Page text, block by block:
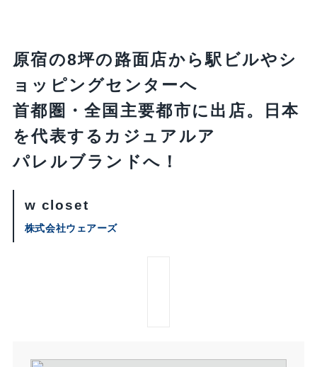
原宿の8坪の路面店から駅ビルやシ
ョッピングセンターへ
首都圏・全国主要都市に出店。日本
を代表するカジュアルア
パレルブランドへ！
w closet
株式会社ウェアーズ